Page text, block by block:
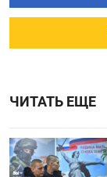
ЧИТАТЬ ЕЩЕ